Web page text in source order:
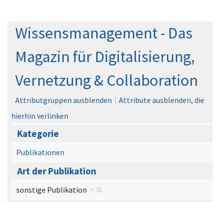
Wechseln zu:
Wissensmanagement - Das
Magazin für Digitalisierung,
Vernetzung & Collaboration
Attributgruppen ausblenden
Attribute ausblenden, die
hierhin verlinken
Kategorie
Publikationen
Art der Publikation
sonstige Publikation +